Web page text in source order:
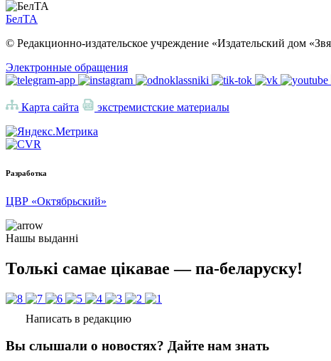
БелТА
© Редакционно-издательское учреждение «Издательский дом
Электронные обращения
Карта сайта экстремистские материалы
Разработка
ЦВР «Октябрьский»
Нашы выданні
Толькі самае цікавае — па-беларуску!
Написать в редакцию
Вы слышали о новостях? Дайте нам знать